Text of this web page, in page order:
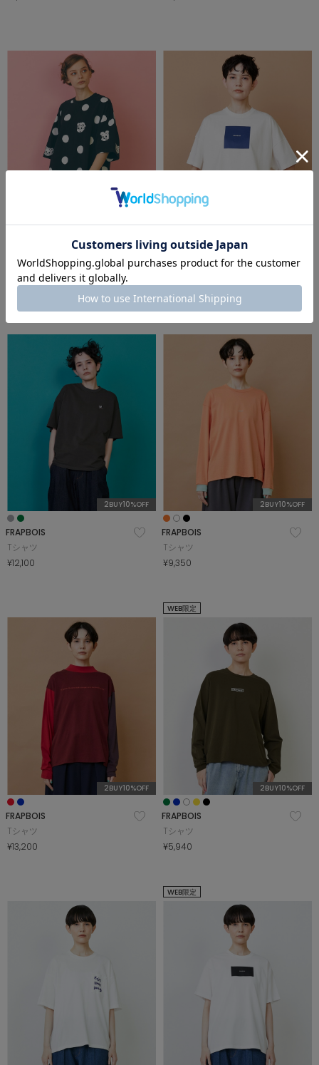
Tシャツ
¥13,200
FRAPBOIS
Tシャツ
2BUY10%OFF
FRAPBOIS
Tシャツ
¥12,100
2BUY10%OFF
FRAPBOIS
Tシャツ
¥9,350
2BUY10%OFF
FRAPBOIS
Tシャツ
¥13,200
WEB限定
2BUY10%OFF
FRAPBOIS
Tシャツ
¥5,940
WEB限定